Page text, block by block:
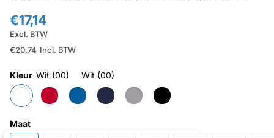
€20,74 Incl. BTW
€17,14
Excl. BTW
Kleur Wit (00) Wit (00)
Maat